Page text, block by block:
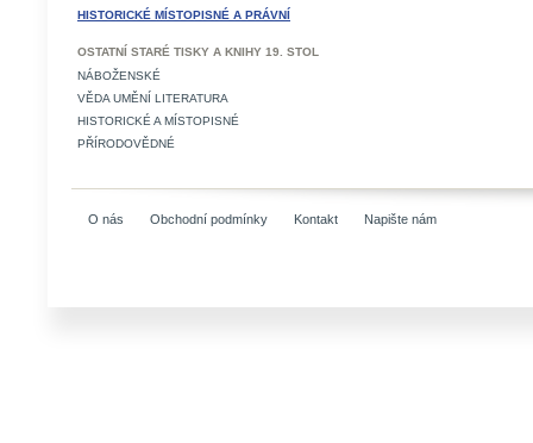
HISTORICKÉ MÍSTOPISNÉ A PRÁVNÍ
OSTATNÍ STARÉ TISKY A KNIHY 19. STOL
NÁBOŽENSKÉ
VĚDA UMĚNÍ LITERATURA
HISTORICKÉ A MÍSTOPISNÉ
PŘÍRODOVĚDNÉ
O nás Obchodní podmínky Kontakt Napište nám